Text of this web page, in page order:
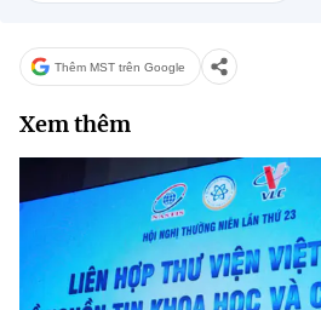
Thêm MST trên Google
Xem thêm